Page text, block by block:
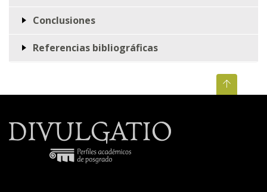
Conclusiones
Referencias bibliográficas